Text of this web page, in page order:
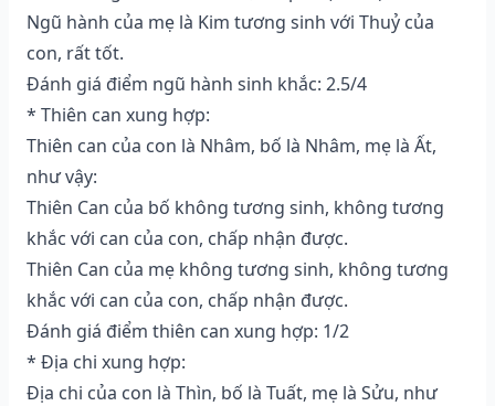
Ngũ hành của mẹ là Kim tương sinh với Thuỷ của
con, rất tốt.
Đánh giá điểm ngũ hành sinh khắc: 2.5/4
* Thiên can xung hợp:
Thiên can của con là Nhâm, bố là Nhâm, mẹ là Ất,
như vậy:
Thiên Can của bố không tương sinh, không tương
khắc với can của con, chấp nhận được.
Thiên Can của mẹ không tương sinh, không tương
khắc với can của con, chấp nhận được.
Đánh giá điểm thiên can xung hợp: 1/2
* Địa chi xung hợp:
Địa chi của con là Thìn, bố là Tuất, mẹ là Sửu, như